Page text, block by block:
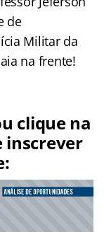
de
Militar da
na frente!
clique na
inscrever